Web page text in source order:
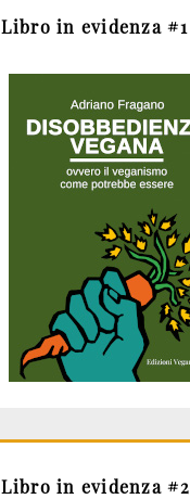
Libro in evidenza #1
Libro in evidenza #2